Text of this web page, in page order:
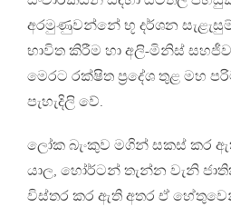
අරමුණුවන්නේ භූ දර්ශන
භාවිත කිරීම හා අලි-මිනිස්
මෙරට රක්ෂිත ප‍්‍රදේශ තුළ මහ
පැහැදිලි වේ.
ලෝක බැංකුව මගින් සකස් කර
යාල, හෝර්ටන් තැන්න වැනි
විස්තර කර ඇති අතර ඒ